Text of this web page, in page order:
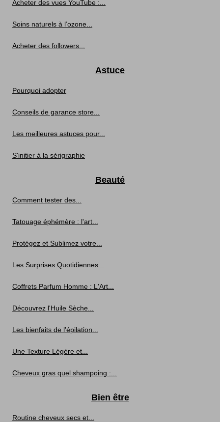
Acheter des vues YouTube :...
Soins naturels à l’ozone...
Acheter des followers...
Astuce
Pourquoi adopter
Conseils de garance store...
Les meilleures astuces pour...
S'initier à la sérigraphie
Beauté
Comment tester des...
Tatouage éphémère : l'art...
Protégez et Sublimez votre...
Les Surprises Quotidiennes...
Coffrets Parfum Homme : L'Art...
Découvrez l'Huile Sèche...
Les bienfaits de l'épilation...
Une Texture Légère et...
Cheveux gras quel shampoing :...
Bien être
Routine cheveux secs et...